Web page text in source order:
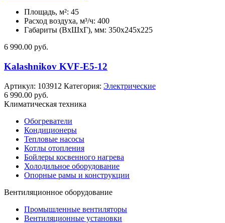
Площадь, м²: 45
Расход воздуха, м³/ч: 400
Габариты (ВхШхГ), мм: 350x245x225
6 990.00 руб.
Kalashnikov KVF-E5-12
Артикул: 103912 Категория: Электрические
6 990.00 руб.
Климатическая техника
Обогреватели
Кондиционеры
Тепловые насосы
Котлы отопления
Бойлеры косвенного нагрева
Холодильное оборудование
Опорные рамы и конструкции
Вентиляционное оборудование
Промышленные вентиляторы
Вентиляционные установки